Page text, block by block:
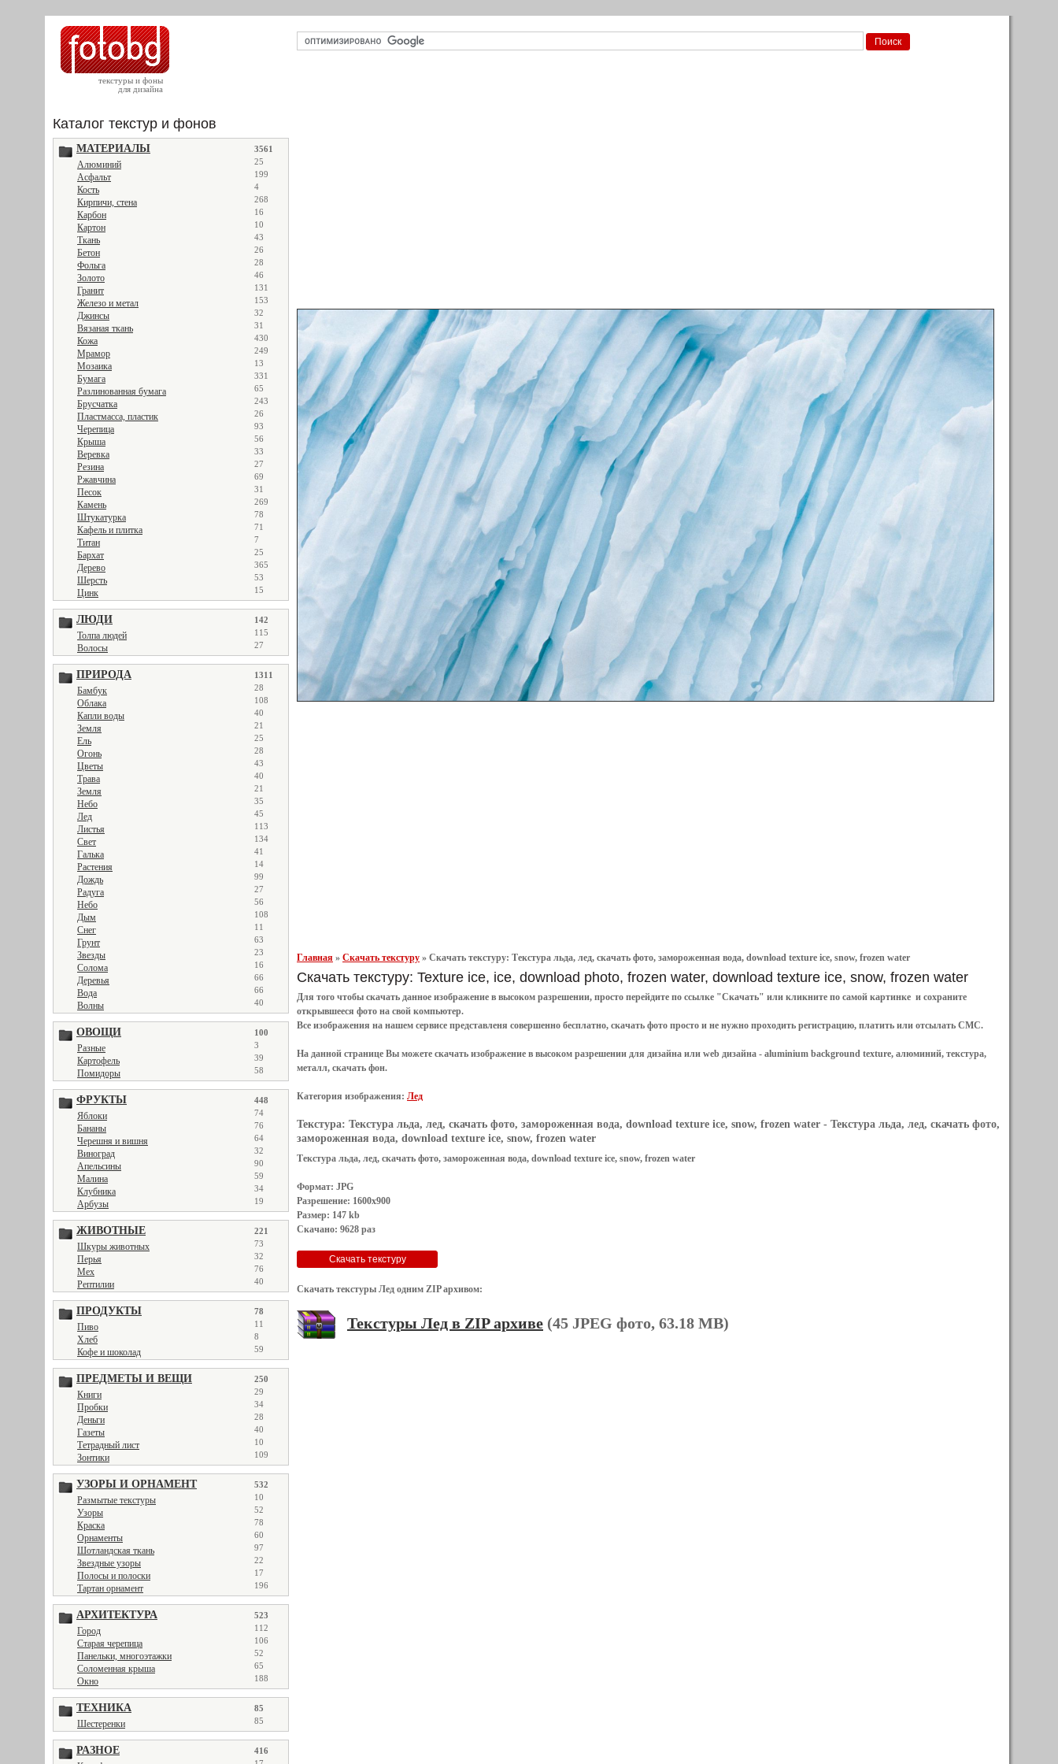
текстуры и фоны
для дизайна
Каталог текстур и фонов
МАТЕРИАЛЫ 3561
Алюминий 25
Асфальт 199
Кость 4
Кирпичи, стена 268
Карбон 16
Картон 10
Ткань 43
Бетон 26
Фольга 28
Золото 46
Гранит 131
Железо и метал 153
Джинсы 32
Вязаная ткань 31
Кожа 430
Мрамор 249
Мозаика 13
Бумага 331
Разлинованная бумага 65
Брусчатка 243
Пластмасса, пластик 26
Черепица 93
Крыша 56
Веревка 33
Резина 27
Ржавчина 69
Песок 31
Камень 269
Штукатурка 78
Кафель и плитка 71
Титан 7
Бархат 25
Дерево 365
Шерсть 53
Цинк 15
ЛЮДИ 142
Толпа людей 115
Волосы 27
ПРИРОДА 1311
Бамбук 28
Облака 108
Капли воды 40
Земля 21
Ель 25
Огонь 28
Цветы 43
Трава 40
Земля 21
Небо 35
Лед 45
Листья 113
Свет 134
Галька 41
Растения 14
Дождь 99
Радуга 27
Небо 56
Дым 108
Снег 11
Грунт 63
Звезды 23
Солома 16
Деревья 66
Вода 66
Волны 40
ОВОЩИ 100
Разные 3
Картофель 39
Помидоры 58
ФРУКТЫ 448
Яблоки 74
Бананы 76
Черешня и вишня 64
Виноград 32
Апельсины 90
Малина 59
Клубника 34
Арбузы 19
ЖИВОТНЫЕ 221
Шкуры животных 73
Перья 32
Мех 76
Рептилии 40
ПРОДУКТЫ 78
Пиво 11
Хлеб 8
Кофе и шоколад 59
ПРЕДМЕТЫ И ВЕЩИ 250
Книги 29
Пробки 34
Деньги 28
Газеты 40
Тетрадный лист 10
Зонтики 109
УЗОРЫ И ОРНАМЕНТ 532
Размытые текстуры 10
Узоры 52
Краска 78
Орнаменты 60
Шотландская ткань 97
Звездные узоры 22
Полосы и полоски 17
Тартан орнамент 196
АРХИТЕКТУРА 523
Город 112
Старая черепица 106
Панельки, многоэтажки 52
Соломенная крыша 65
Окно 188
ТЕХНИКА 85
Шестеренки 85
РАЗНОЕ 416
Главная » Скачать текстуру » Скачать текстуру: Текстура льда, лед, скачать фото, замороженная вода, download texture ice, snow, frozen water
Скачать текстуру: Texture ice, ice, download photo, frozen water, download texture ice, snow, frozen water
Для того чтобы скачать данное изображение в высоком разрешении, просто перейдите по ссылке "Скачать" или кликните по самой картинке и сохраните
открывшееся фото на свой компьютер.
Все изображения на нашем сервисе представленя совершенно бесплатно, скачать фото просто и не нужно проходить регистрацию, платить или отсылать СМС.
На данной странице Вы можете скачать изображение в высоком разрешении для дизайна или web дизайна - aluminium background texture, алюминий, текстура,
металл, скачать фон.
Категория изображения: Лед
Текстура: Текстура льда, лед, скачать фото, замороженная вода, download texture ice, snow, frozen water - Текстура льда, лед, скачать фото,
замороженная вода, download texture ice, snow, frozen water
Текстура льда, лед, скачать фото, замороженная вода, download texture ice, snow, frozen water
Формат: JPG
Разрешение: 1600x900
Размер: 147 kb
Скачано: 9628 раз
Скачать текстуры Лед одним ZIP архивом:
Текстуры Лед в ZIP архиве (45 JPEG фото, 63.18 MB)